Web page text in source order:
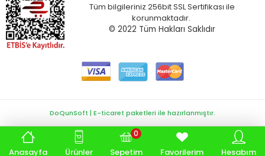
Tüm bilgileriniz 256bit SSL Sertifikası ile
korunmaktadır.
© 2022 Tüm Hakları Saklıdır
Anasayfa Ürünler Sepetim
0
Favorilerim Hesabım
DoQunSoft | E-ticaret paketleri ile hazırlanmıştır.